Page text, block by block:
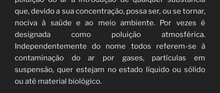
que, devido a sua concentração, possa ser, ou se tornar,
nociva à saúde e ao meio ambiente. Por vezes é
designada como poluição atmosférica.
Independentemente do nome todos referem-se à
contaminação do ar por gases, partículas em
suspensão, quer estejam no estado líquido ou sólido
ou até material biológico.